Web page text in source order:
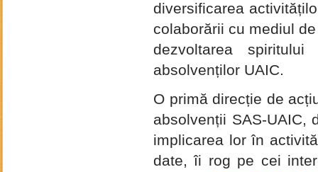
diversificarea
colaborării cu mediul
dezvoltarea
absolvenților UAIC.
O primă direcție de
absolvenții SAS-UAIC,
implicarea lor în
date, îi rog pe cei